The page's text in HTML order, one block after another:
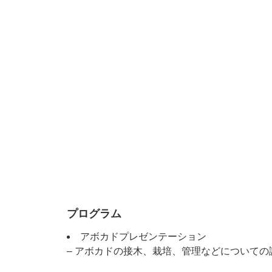
プログラム
アボカドプレゼンテーション
– アボカドの接木、栽培、管理などについての